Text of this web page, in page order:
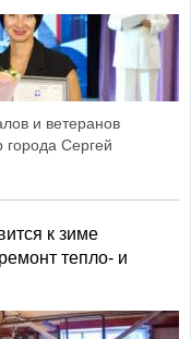
и ветеранов
города Сергей
к зиме
тепло- и